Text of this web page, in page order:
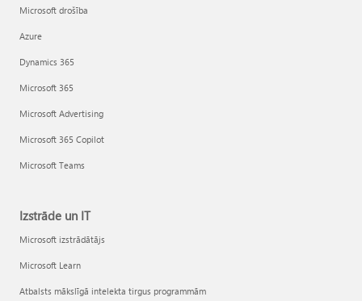
Microsoft drošība
Azure
Dynamics 365
Microsoft 365
Microsoft Advertising
Microsoft 365 Copilot
Microsoft Teams
Izstrāde un IT
Microsoft izstrādātājs
Microsoft Learn
Atbalsts mākslīgā intelekta tirgus programmām